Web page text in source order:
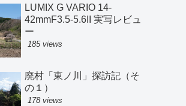
LUMIX G VARIO 14-
42mmF3.5-5.6II 実写レビュ
ー
185 views
廃村「東ノ川」探訪記（そ
の１）
178 views